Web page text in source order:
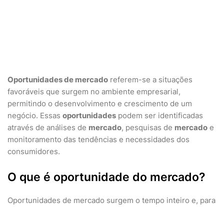
Oportunidades de mercado referem-se a situações
favoráveis que surgem no ambiente empresarial,
permitindo o desenvolvimento e crescimento de um
negócio. Essas oportunidades podem ser identificadas
através de análises de mercado, pesquisas de mercado e
monitoramento das tendências e necessidades dos
consumidores.
O que é oportunidade do mercado?
Oportunidades de mercado surgem o tempo inteiro e, para